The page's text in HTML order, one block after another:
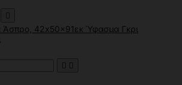

Άσπρο, 42x50x91εκ Ύφασμα Γκρι
 